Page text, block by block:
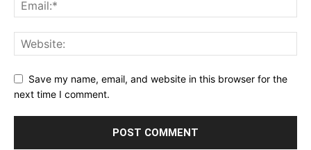
Save my name, email, and website in this browser for the
next time I comment.